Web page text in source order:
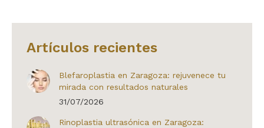
Artículos recientes
Blefaroplastia en Zaragoza: rejuvenece tu
mirada con resultados naturales
31/07/2026
Rinoplastia ultrasónica en Zaragoza: